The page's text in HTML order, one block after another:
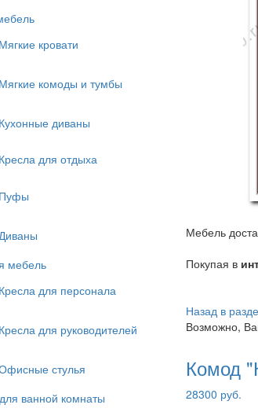
Мягкие кровати
Мягкие комоды и тумбы
Кухонные диваны
Кресла для отдыха
Пуфы
Диваны
мебель
Кресла для персонала
Кресла для руководителей
стулья
ванной комнаты
Мебель
Покупая в
Назад в
Возможно,
Комод
28300 руб.